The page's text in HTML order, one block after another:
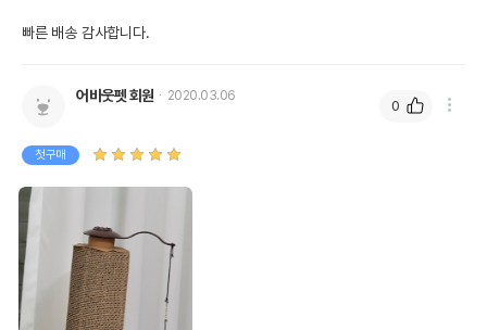
빠른 배송 감사합니다.
어바웃펫 회원 2020.03.06
첫구매
0